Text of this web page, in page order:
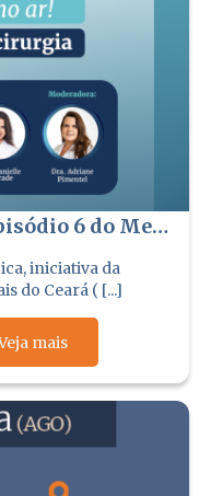
6 do Mesa
iniciativa da
do Ceará ( [...]
mais